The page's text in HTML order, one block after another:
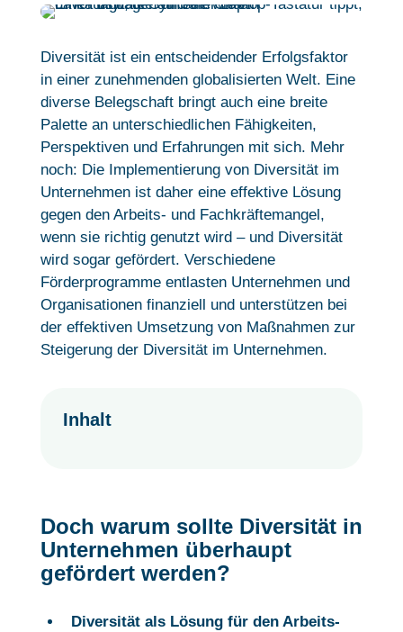
Diversität ist ein entscheidender Erfolgsfaktor
in einer zunehmenden globalisierten Welt. Eine
diverse Belegschaft bringt auch eine breite
Palette an unterschiedlichen Fähigkeiten,
Perspektiven und Erfahrungen mit sich. Mehr
noch: Die Implementierung von Diversität im
Unternehmen ist daher eine effektive Lösung
gegen den Arbeits- und Fachkräftemangel,
wenn sie richtig genutzt wird – und Diversität
wird sogar gefördert. Verschiedene
Förderprogramme entlasten Unternehmen und
Organisationen finanziell und unterstützen bei
der effektiven Umsetzung von Maßnahmen zur
Steigerung der Diversität im Unternehmen.
Inhalt
Doch warum sollte Diversität in
Unternehmen überhaupt
gefördert werden?
Diversität als Lösung für den Arbeits-